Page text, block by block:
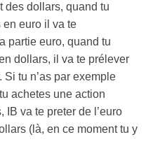
des dollars, quand tu
euro il va te
partie euro, quand tu
dollars, il va te prélever
tu n’as par exemple
achetes une action
IB va te preter de l’euro
(là, en ce moment tu y